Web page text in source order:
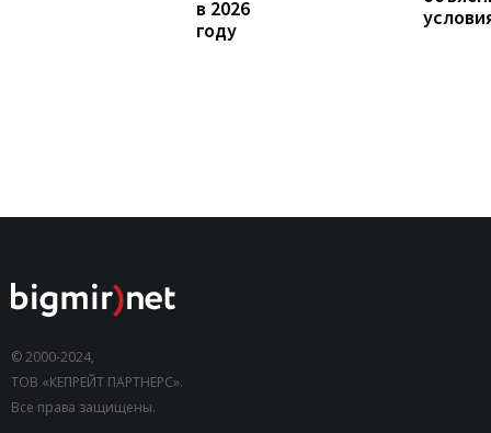
в 2026
году
© 2000-2024,
ТОВ «КЕПРЕЙТ ПАРТНЕРС».
Все права защищены.